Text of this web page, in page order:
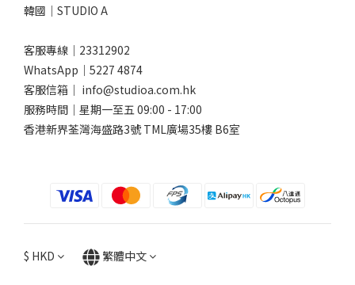
韓國｜STUDIO A
客服專線｜23312902
WhatsApp｜ 5227 4874
客服信箱｜ info@studioa.com.hk
服務時間｜星期一至五 09:00 - 17:00
香港新界荃灣海盛路3號 TML廣場35樓 B6室
$ HKD 繁體中文